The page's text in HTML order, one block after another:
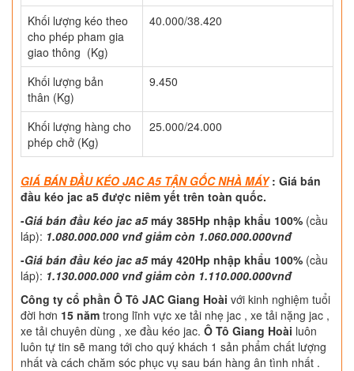
Khối lượng kéo theo
cho phép pham gia
giao thông (Kg)
40.000/38.420
Khối lượng bản
thân (Kg)
9.450
Khối lượng hàng cho
phép chở (Kg)
25.000/24.000
GIÁ BÁN ĐẦU KÉO JAC A5 TẬN GỐC NHÀ MÁY: Giá bán
đầu kéo jac a5 được niêm yết trên toàn quốc.
-Giá bán đầu kéo jac a5máy 385Hp nhập khẩu 100% (cầu
láp): 1.080.000.000 vnđ giảm còn 1.060.000.000vnđ
-Giá bán đầu kéo jac a5máy 420Hp nhập khẩu 100% (cầu
láp): 1.130.000.000 vnđ giảm còn 1.110.000.000vnđ
Công ty cổ phần Ô Tô JAC Giang Hoài với kinh nghiệm tuổi
đời hơn 15 năm trong lĩnh vực xe tải nhẹ jac , xe tải nặng jac ,
xe tải chuyên dùng , xe đầu kéo jac. Ô Tô Giang Hoài luôn
luôn tự tin sẽ mang tới cho quý khách 1 sản phẩm chất lượng
nhất và cách chăm sóc phục vụ sau bán hàng ân tình nhất .